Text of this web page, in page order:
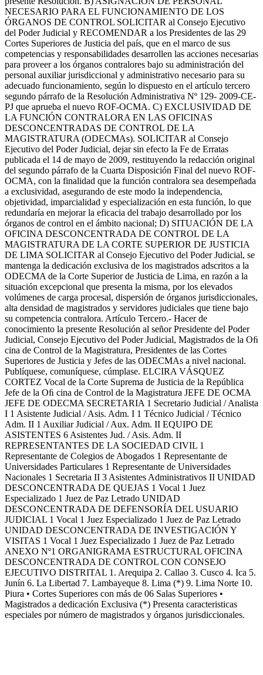
NECESARIO PARA EL FUNCIONAMIENTO DE LOS
ÓRGANOS DE CONTROL SOLICITAR al Consejo Ejecutivo
del Poder Judicial y RECOMENDAR a los Presidentes de las 29
Cortes Superiores de Justicia del país, que en el marco de sus
competencias y responsabilidades desarrollen las acciones necesarias
para proveer a los órganos contralores bajo su administración del
personal auxiliar jurisdiccional y administrativo necesario para su
adecuado funcionamiento, según lo dispuesto en el artículo tercero
segundo párrafo de la Resolución Administrativa Nº 129- 2009-CE-
PJ que aprueba el nuevo ROF-OCMA. C) EXCLUSIVIDAD DE
LA FUNCIÓN CONTRALORA EN LAS OFICINAS
DESCONCENTRADAS DE CONTROL DE LA
MAGISTRATURA (ODECMAs). SOLICITAR al Consejo
Ejecutivo del Poder Judicial, dejar sin efecto la Fe de Erratas
publicada el 14 de mayo de 2009, restituyendo la redacción original
del segundo párrafo de la Cuarta Disposición Final del nuevo ROF-
OCMA, con la finalidad que la función contralora sea desempeñada
a exclusividad, asegurando de este modo la independencia,
objetividad, imparcialidad y especialización en esta función, lo que
redundaría en mejorar la eficacia del trabajo desarrollado por los
órganos de control en el ámbito nacional; D) SITUACIÓN DE LA
OFICINA DESCONCENTRADA DE CONTROL DE LA
MAGISTRATURA DE LA CORTE SUPERIOR DE JUSTICIA
DE LIMA SOLICITAR al Consejo Ejecutivo del Poder Judicial, se
mantenga la dedicación exclusiva de los magistrados adscritos a la
ODECMA de la Corte Superior de Justicia de Lima, en razón a la
situación excepcional que presenta la misma, por los elevados
volúmenes de carga procesal, dispersión de órganos jurisdiccionales,
alta densidad de magistrados y servidores judiciales que tiene bajo
su competencia contralora. Artículo Tercero.- Hacer de
conocimiento la presente Resolución al señor Presidente del Poder
Judicial, Consejo Ejecutivo del Poder Judicial, Magistrados de la Oﬁ
cina de Control de la Magistratura, Presidentes de las Cortes
Superiores de Justicia y Jefes de las ODECMAs a nivel nacional.
Publíquese, comuníquese, cúmplase. ELCIRA VÁSQUEZ
CORTEZ Vocal de la Corte Suprema de Justicia de la República
Jefe de la Oﬁ cina de Control de la Magistratura JEFE DE OCMA
JEFE DE ODECMA SECRETARIA 1 Secretario Judicial / Analista
I 1 Asistente Judicial / Asis. Adm. I 1 Técnico Judicial / Técnico
Adm. II 1 Auxiliar Judicial / Aux. Adm. II EQUIPO DE
ASISTENTES 6 Asistentes Jud. / Asis. Adm. II
REPRESENTANTES DE LA SOCIEDAD CIVIL 1
Representante de Colegios de Abogados 1 Representante de
Universidades Particulares 1 Representante de Universidades
Nacionales 1 Secretaria II 3 Asistentes Administrativos II UNIDAD
DESCONCENTRADA DE QUEJAS 1 Vocal 1 Juez
Especializado 1 Juez de Paz Letrado UNIDAD
DESCONCENTRADA DE DEFENSORÍA DEL USUARIO
JUDICIAL 1 Vocal 1 Juez Especializado 1 Juez de Paz Letrado
UNIDAD DESCONCENTRADA DE INVESTIGACIÓN Y
VISITAS 1 Vocal 1 Juez Especializado 1 Juez de Paz Letrado
ANEXO Nº1 ORGANIGRAMA ESTRUCTURAL OFICINA
DESCONCENTRADA DE CONTROL CON CONSEJO
EJECUTIVO DISTRITAL 1. Arequipa 2. Callao 3. Cusco 4. Ica 5.
Junín 6. La Libertad 7. Lambayeque 8. Lima (*) 9. Lima Norte 10.
Piura • Cortes Superiores con más de 06 Salas Superiores •
Magistrados a dedicación Exclusiva (*) Presenta caracteristicas
especiales por número de magistrados y órganos jurisdiccionales.